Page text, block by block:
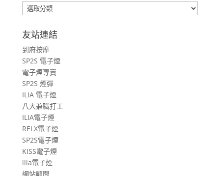
包
車
旅
遊
文
章
友站連結
到府按摩
SP2S 電子煙
電子煙專賣
SP2S 煙彈
ILIA 電子煙
八大兼職打工
ILIA電子煙
RELX電子煙
SP2S電子煙
KISS電子煙
ilia電子煙
網站顧問